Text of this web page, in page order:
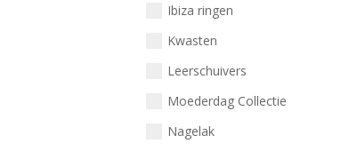
Ibiza ringen
Kwasten
Leerschuivers
Moederdag Collectie
Nagelak